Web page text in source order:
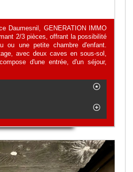
Daumesnil, GENERATION IMMO
2/3 pièces, offrant la possibilité
ou une petite chambre d'enfant.
avec deux caves en sous-sol,
d'une entrée, d'un séjour,